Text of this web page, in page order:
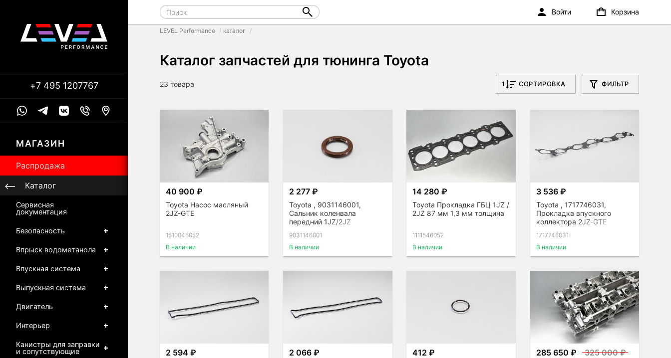
LEVEL Performance каталог
Каталог запчастей для тюнинга Toyota
23 товара 1 СОРТИРОВКА ФИЛЬТР
40 900 ₽
Toyota Насос масляный
2JZ-GTE
1510046052
В наличии
2 277 ₽
Toyota , 9031146001,
Сальник коленвала
передний 1JZ/2JZ
9031146001
В наличии
14 280 ₽
Toyota Прокладка ГБЦ 1JZ /
2JZ 87 мм 1,3 мм толщина
1111546052
В наличии
3 536 ₽
Toyota , 1717746031,
Прокладка впускного
коллектора 2JZ-GTE
1717746031
В наличии
2 594 ₽ 2 066 ₽ 412 ₽ 285 650 ₽ 325 000 ₽
+7 495 1207767
МАГАЗИН
Распродажа
Каталог
Сервисная
документация
Безопасность
Впрыск водометанола
Впускная система
Выпускная система
Двигатель
Интерьер
Канистры для заправки
и сопутствующие
Войти Корзина